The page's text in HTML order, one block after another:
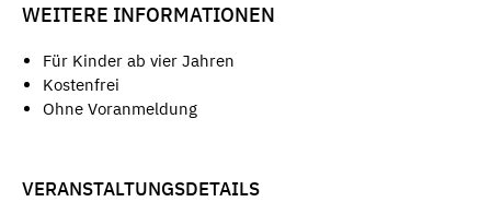
WEITERE INFORMATIONEN
Für Kinder ab vier Jahren
Kostenfrei
Ohne Voranmeldung
VERANSTALTUNGSDETAILS